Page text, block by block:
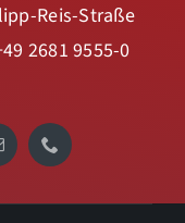
Reis-Straße
2681 9555-0